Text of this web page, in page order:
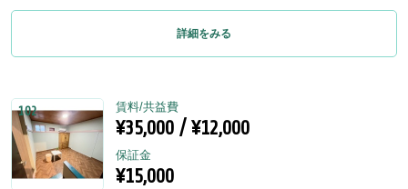
詳細をみる
102 賃料/共益費
¥35,000 / ¥12,000
保証金
¥15,000